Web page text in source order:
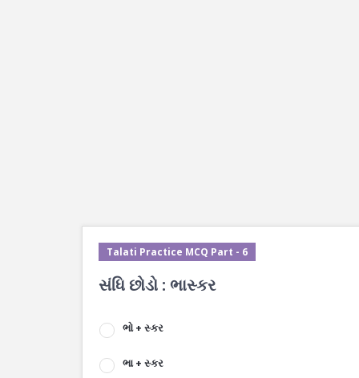
Talati Practice MCQ Part - 6
સંધિ છોડો : ભાસ્કર
ભો + સ્કર
ભા + સ્કર